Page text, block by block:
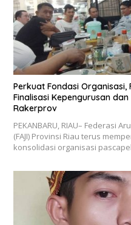
Perkuat Fondasi Organisasi,
Finalisasi Kepengurusan
Rakerprov
PEKANBARU, RIAU– Federasi
(FAJI) Provinsi Riau terus
konsolidasi organisasi